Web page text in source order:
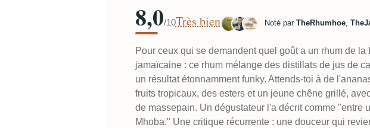
8,0/10Très bien Noté par TheRhumhoe,
Pour ceux qui se demandent quel goût a un rhum de
jamaïcaine : ce rhum mélange des distillats de jus de
un résultat étonnamment funky. Attends-toi à de
fruits tropicaux, des esters et un jeune chêne grillé,
de massepain. Un dégustateur l'a décrit comme "entre
Mhoba." Une critique récurrente : une douceur qui